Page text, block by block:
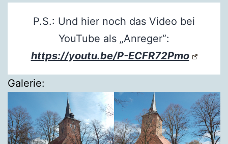
P.S.: Und hier noch das Video bei
YouTube als „Anreger“:
https://youtu.be/P-ECFR72Pmo
Galerie: